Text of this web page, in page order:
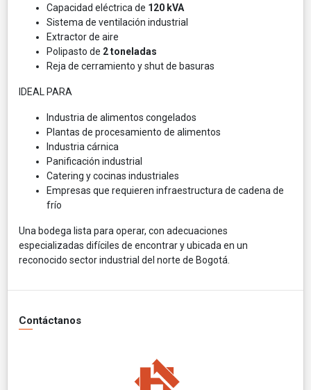
Capacidad eléctrica de 120 kVA
Sistema de ventilación industrial
Extractor de aire
Polipasto de 2 toneladas
Reja de cerramiento y shut de basuras
IDEAL PARA
Industria de alimentos congelados
Plantas de procesamiento de alimentos
Industria cárnica
Panificación industrial
Catering y cocinas industriales
Empresas que requieren infraestructura de cadena de
frío
Una bodega lista para operar, con adecuaciones
especializadas difíciles de encontrar y ubicada en un
reconocido sector industrial del norte de Bogotá.
Contáctanos